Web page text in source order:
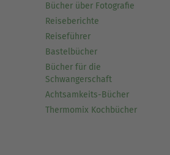
Bücher über Fotografie
Reiseberichte
Reiseführer
Bastelbücher
Bücher für die
Schwangerschaft
Achtsamkeits-Bücher
Thermomix Kochbücher